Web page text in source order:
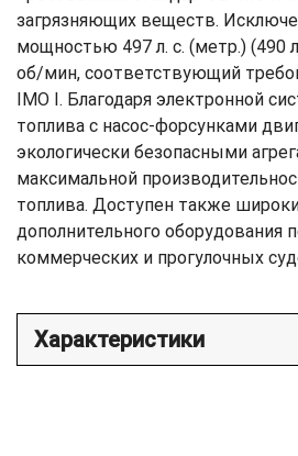
загрязняющих веществ.
мощностью 497 л. с. (метр.) (490
об/мин, соответствующий
IMO I. Благодаря электронной
топлива с насос-форсунками
экологически безопасными
максимальной
топлива. Доступен также
дополнительного
коммерческих и прогулочных
Характеристики